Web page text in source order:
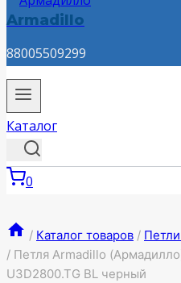
Armadillo
88005509299
Каталог
0
/ Каталог товаров /
/ Петля Armadillo
U3D2800.TG BL черный